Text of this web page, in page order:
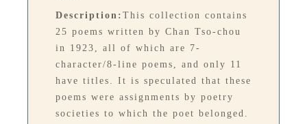
Description: This collection contains
25 poems written by Chan Tso-chou
in 1923, all of which are 7-
character/8-line poems, and only 11
have titles. It is speculated that these
poems were assignments by poetry
societies to which the poet belonged.